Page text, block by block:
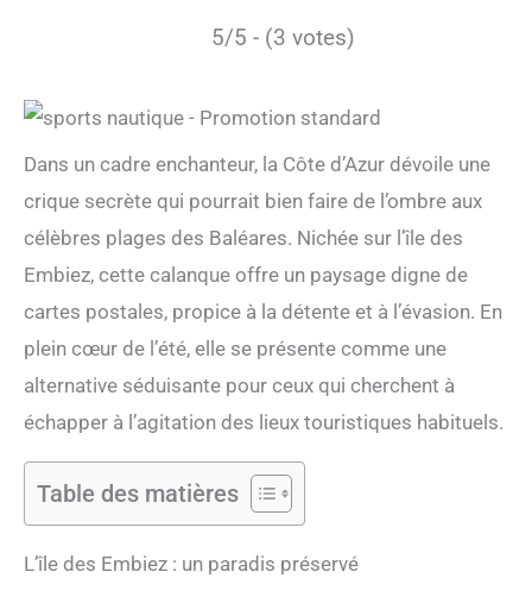
5/5 - (3 votes)
Dans un cadre enchanteur, la Côte d’Azur dévoile une
crique secrète qui pourrait bien faire de l’ombre aux
célèbres plages des Baléares. Nichée sur l’île des
Embiez, cette calanque offre un paysage digne de
cartes postales, propice à la détente et à l’évasion. En
plein cœur de l’été, elle se présente comme une
alternative séduisante pour ceux qui cherchent à
échapper à l’agitation des lieux touristiques habituels.
Table des matières
L’île des Embiez : un paradis préservé